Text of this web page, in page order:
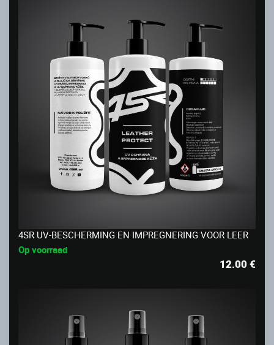
4SR UV-BESCHERMING EN IMPREGNERING VOOR LEER
Op voorraad
12.00€